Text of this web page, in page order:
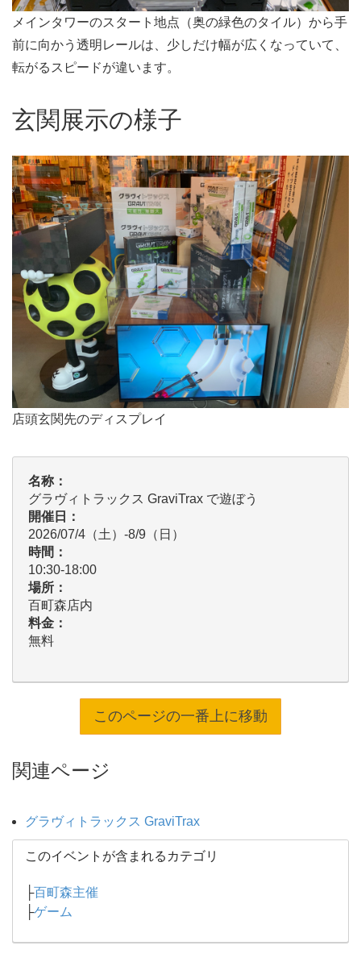
メインタワーのスタート地点（奥の緑色のタイル）から手
前に向かう透明レールは、少しだけ幅が広くなっていて、
転がるスピードが違います。
玄関展示の様子
店頭玄関先のディスプレイ
名称：
グラヴィトラックス GraviTrax で遊ぼう
開催日：
2026/07/4（土）-8/9（日）
時間：
10:30-18:00
場所：
百町森店内
料金：
無料
このページの一番上に移動
関連ページ
グラヴィトラックス GraviTrax
このイベントが含まれるカテゴリ
├百町森主催
├ゲーム